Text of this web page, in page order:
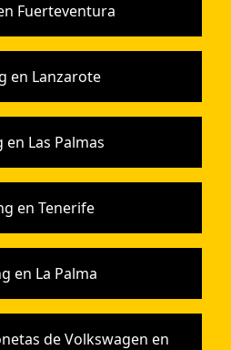
Fuerteventura
en Lanzarote
en Las Palmas
en Tenerife
en La Palma
de Volkswagen en